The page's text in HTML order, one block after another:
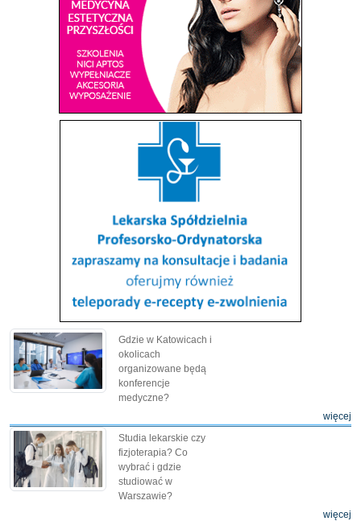
Gdzie w Katowicach i
okolicach
organizowane będą
konferencje
medyczne?
więcej
Studia lekarskie czy
fizjoterapia? Co
wybrać i gdzie
studiować w
Warszawie?
więcej